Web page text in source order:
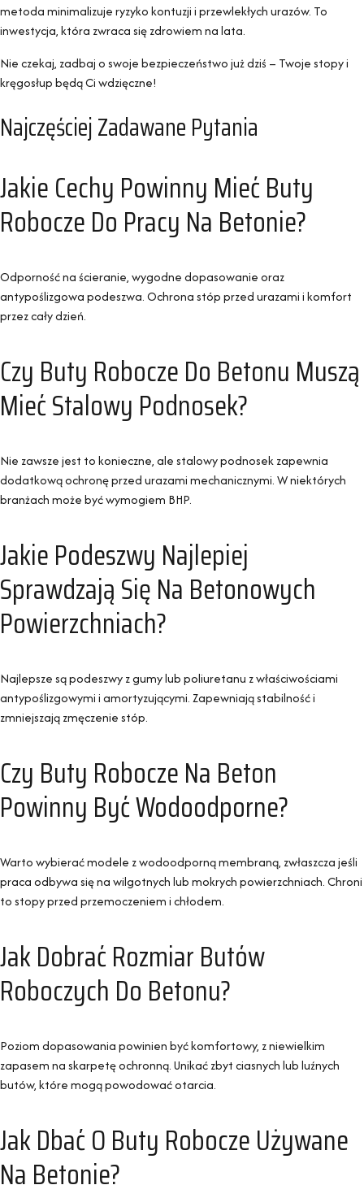
metoda minimalizuje ryzyko kontuzji i przewlekłych urazów. To
inwestycja, która zwraca się zdrowiem na lata.
Nie czekaj, zadbaj o swoje bezpieczeństwo już dziś – Twoje stopy i
kręgosłup będą Ci wdzięczne!
Najczęściej Zadawane Pytania
Jakie Cechy Powinny Mieć Buty
Robocze Do Pracy Na Betonie?
Odporność na ścieranie, wygodne dopasowanie oraz
antypoślizgowa podeszwa. Ochrona stóp przed urazami i komfort
przez cały dzień.
Czy Buty Robocze Do Betonu Muszą
Mieć Stalowy Podnosek?
Nie zawsze jest to konieczne, ale stalowy podnosek zapewnia
dodatkową ochronę przed urazami mechanicznymi. W niektórych
branżach może być wymogiem BHP.
Jakie Podeszwy Najlepiej
Sprawdzają Się Na Betonowych
Powierzchniach?
Najlepsze są podeszwy z gumy lub poliuretanu z właściwościami
antypoślizgowymi i amortyzującymi. Zapewniają stabilność i
zmniejszają zmęczenie stóp.
Czy Buty Robocze Na Beton
Powinny Być Wodoodporne?
Warto wybierać modele z wodoodporną membraną, zwłaszcza jeśli
praca odbywa się na wilgotnych lub mokrych powierzchniach. Chroni
to stopy przed przemoczeniem i chłodem.
Jak Dobrać Rozmiar Butów
Roboczych Do Betonu?
Poziom dopasowania powinien być komfortowy, z niewielkim
zapasem na skarpetę ochronną. Unikać zbyt ciasnych lub luźnych
butów, które mogą powodować otarcia.
Jak Dbać O Buty Robocze Używane
Na Betonie?